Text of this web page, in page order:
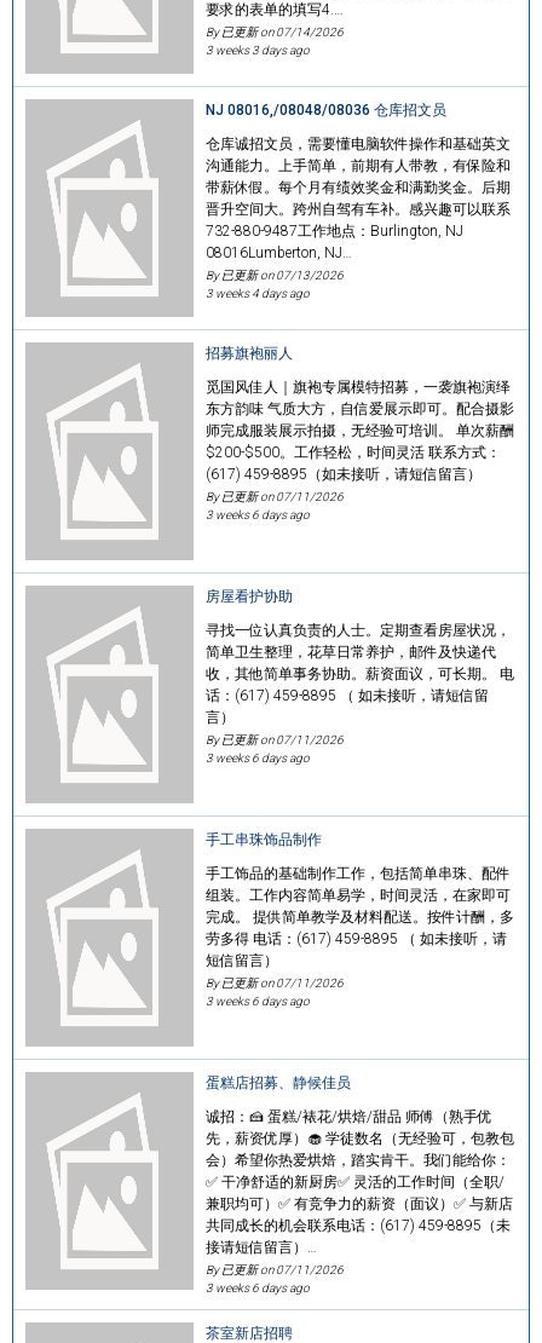
要求的表单的填写4.…
By 已更新 on07/14/2026
3 weeks 3 days ago
NJ 08016,/08048/08036 仓库招文员
仓库诚招文员，需要懂电脑软件操作和基础英文
沟通能力。上手简单，前期有人带教，有保险和
带薪休假。每个月有绩效奖金和满勤奖金。后期
晋升空间大。跨州自驾有车补。感兴趣可以联系
732-880-9487工作地点：Burlington, NJ
08016Lumberton, NJ…
By 已更新 on07/13/2026
3 weeks 4 days ago
招募旗袍丽人
觅国风佳人｜旗袍专属模特招募，一袭旗袍演绎
东方韵味 气质大方，自信爱展示即可。配合摄影
师完成服装展示拍摄，无经验可培训。 单次薪酬
$200-$500。工作轻松，时间灵活 联系方式：
(617) 459-8895（如未接听，请短信留言）
By 已更新 on07/11/2026
3 weeks 6 days ago
房屋看护协助
寻找一位认真负责的人士。定期查看房屋状况，
简单卫生整理，花草日常养护，邮件及快递代
收，其他简单事务协助。薪资面议，可长期。 电
话：(617) 459-8895 （ 如未接听，请短信留
言）
By 已更新 on07/11/2026
3 weeks 6 days ago
手工串珠饰品制作
手工饰品的基础制作工作，包括简单串珠、配件
组装。工作内容简单易学，时间灵活，在家即可
完成。 提供简单教学及材料配送。按件计酬，多
劳多得 电话：(617) 459-8895 （ 如未接听，请
短信留言）
By 已更新 on07/11/2026
3 weeks 6 days ago
蛋糕店招募、静候佳员
诚招：🍰 蛋糕/裱花/烘焙/甜品 师傅（熟手优
先，薪资优厚）🧁 学徒数名（无经验可，包教包
会）希望你热爱烘焙，踏实肯干。我们能给你：
✅ 干净舒适的新厨房✅ 灵活的工作时间（全职/
兼职均可）✅ 有竞争力的薪资（面议）✅ 与新店
共同成长的机会联系电话：(617) 459-8895（未
接请短信留言）…
By 已更新 on07/11/2026
3 weeks 6 days ago
茶室新店招聘